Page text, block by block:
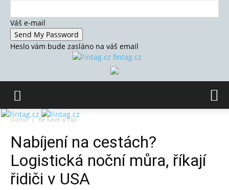
Váš e-mail
Heslo vám bude zasláno na váš email
fintag.cz
Domů Ke kávě a čaji
Nabíjení na cestách?
Logistická noční můra, říkají
řidiči v USA